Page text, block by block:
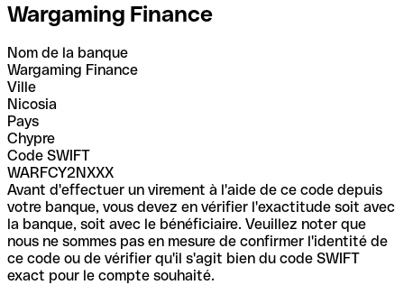
Wargaming Finance
Nom de la banque
Wargaming Finance
Ville
Nicosia
Pays
Chypre
Code SWIFT
WARFCY2NXXX
Avant d'effectuer un virement à l'aide de ce code depuis
votre banque, vous devez en vérifier l'exactitude soit avec
la banque, soit avec le bénéficiaire. Veuillez noter que
nous ne sommes pas en mesure de confirmer l'identité de
ce code ou de vérifier qu'il s'agit bien du code SWIFT
exact pour le compte souhaité.